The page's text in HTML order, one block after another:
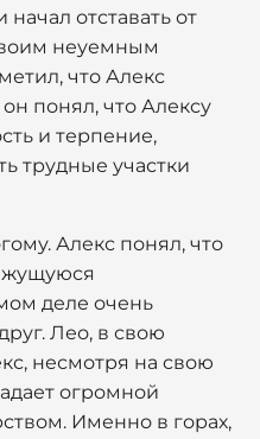
начал отставать от
неуемным
что Алекс
понял, что Алексу
и терпение,
трудные участки
Алекс понял, что
деле очень
Лео, в свою
несмотря на свою
огромной
Именно в горах,